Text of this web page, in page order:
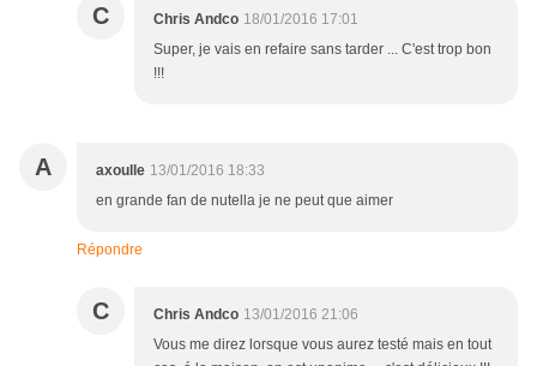
C Chris Andco 18/01/2016 17:01
Super, je vais en refaire sans tarder ... C'est trop bon
!!!
A axoulle 13/01/2016 18:33
en grande fan de nutella je ne peut que aimer
Répondre
C Chris Andco 13/01/2016 21:06
Vous me direz lorsque vous aurez testé mais en tout